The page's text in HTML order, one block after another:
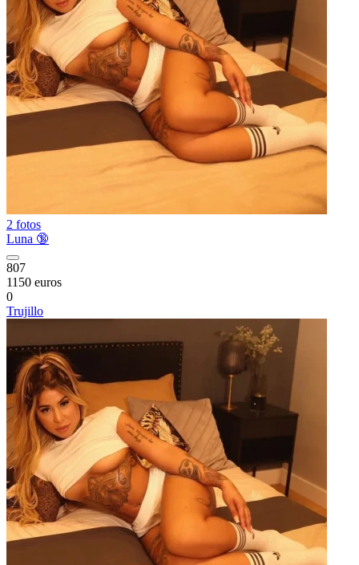
2 fotos
Luna 🔞
807
1150 euros
0
Trujillo